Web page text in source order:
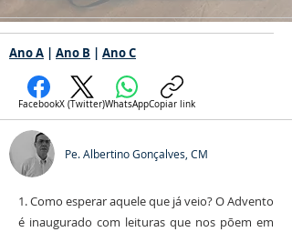
Ano A | Ano B | Ano C
FacebookX (Twitter)WhatsAppCopiar link
Pe. Albertino Gonçalves, CM
1. Como esperar aquele que já veio? O Advento
é inaugurado com leituras que nos põem em